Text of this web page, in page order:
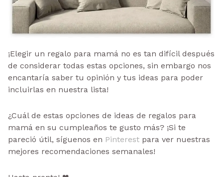
¡Elegir un regalo para mamá no es tan difícil después
de considerar todas estas opciones, sin embargo nos
encantaría saber tu opinión y tus ideas para poder
incluirlas en nuestra lista!
¿Cuál de estas opciones de ideas de regalos para
mamá en su cumpleaños te gusto más? ¡Si te
pareció útil, síguenos en Pinterest para ver nuestras
mejores recomendaciones semanales!